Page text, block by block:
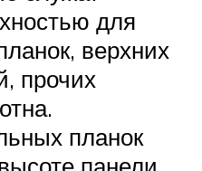
для
верхних
прочих
планок